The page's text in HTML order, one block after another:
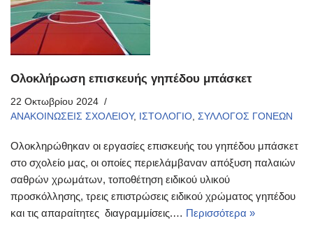
Ολοκλήρωση επισκευής γηπέδου μπάσκετ
22 Οκτωβρίου 2024
ΑΝΑΚΟΙΝΩΣΕΙΣ ΣΧΟΛΕΙΟΥ, ΙΣΤΟΛΟΓΙΟ ΣΥΛΛΟΓΟΣ ΓΟΝΕΩΝ
Ολοκληρώθηκαν οι εργασίες επισκευής του γηπέδου μπάσκετ
στο σχολείο μας, οι οποίες περιελάμβαναν απόξυση παλαιών
σαθρών χρωμάτων, τοποθέτηση ειδικού υλικού
προσκόλλησης, τρεις επιστρώσεις ειδικού χρώματος γηπέδου
και τις απαραίτητες διαγραμμίσεις.… Περισσότερα »